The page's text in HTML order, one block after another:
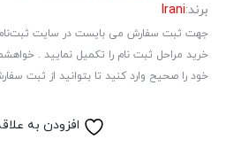
برند:Irani
جهت ثبت سفارش می بایست در سایت ثبت‌نام
خرید مراحل ثبت نام را تکمیل نمایید .
خود را صحیح وارد کنید تا بتوانید از ثبت
افزودن به